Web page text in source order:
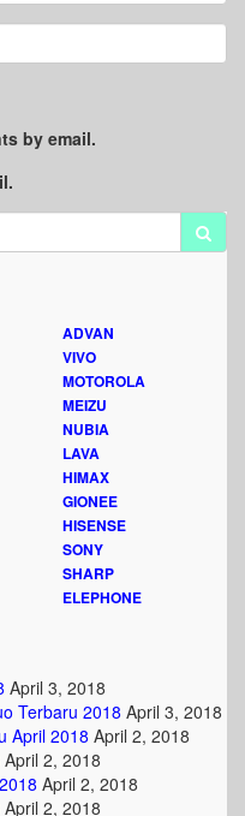
by email.
ADVAN
VIVO
MOTOROLA
MEIZU
NUBIA
LAVA
HIMAX
GIONEE
HISENSE
SONY
SHARP
ELEPHONE
April 3, 2018
Terbaru 2018 April 3, 2018
April 2018 April 2, 2018
April 2, 2018
April 2, 2018
April 2, 2018